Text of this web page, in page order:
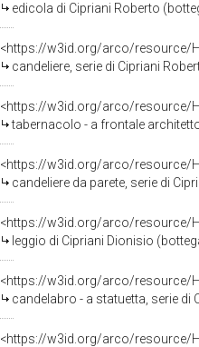
edicola di Cipriani Roberto
<https://w3id.org/arco/resource/
candeliere, serie di Cipriani
<https://w3id.org/arco/resource/
tabernacolo - a frontale
<https://w3id.org/arco/resource/
candeliere da parete, serie di
<https://w3id.org/arco/resource/
leggio di Cipriani Dionisio
<https://w3id.org/arco/resource/
candelabro - a statuetta, serie
<https://w3id.org/arco/resource/